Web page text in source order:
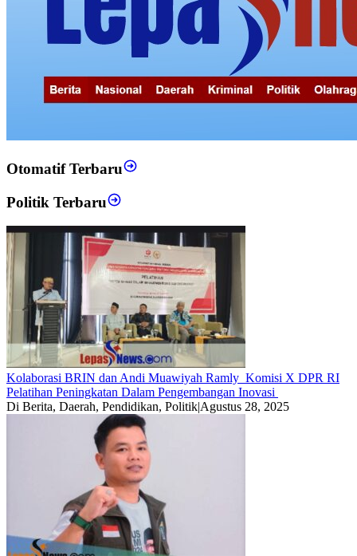
Otomatif Terbaru
Politik Terbaru
Kolaborasi BRIN dan Andi Muawiyah Ramly Komisi X DPR RI
Pelatihan Peningkatan Dalam Pengembangan Inovasi
Di Berita, Daerah, Pendidikan, Politik|Agustus 28, 2025